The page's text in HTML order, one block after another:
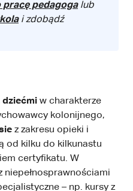
pracę pedagogalub
i zdobądź
dziećmi w charakterze
kolonijnego,
z zakresu opieki i
od kilku do kilkunastu
certyfikatu. W
niepełnosprawnościami
– np. kursy z